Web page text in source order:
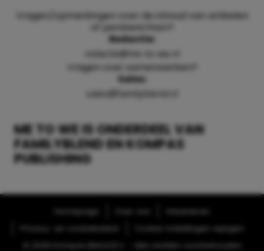
ME TO WE IS ONDERDEEL VAN
FAMILYBLEND EN KOMPAS
PUBLISHING
Vragen/opmerkingen over de inhoud van artikelen
of persberichten?
Redactie:
redactie@me-to-we.nl
Vragen over samenwerken?
Sales:
sales@familyblend.nl
Homepage